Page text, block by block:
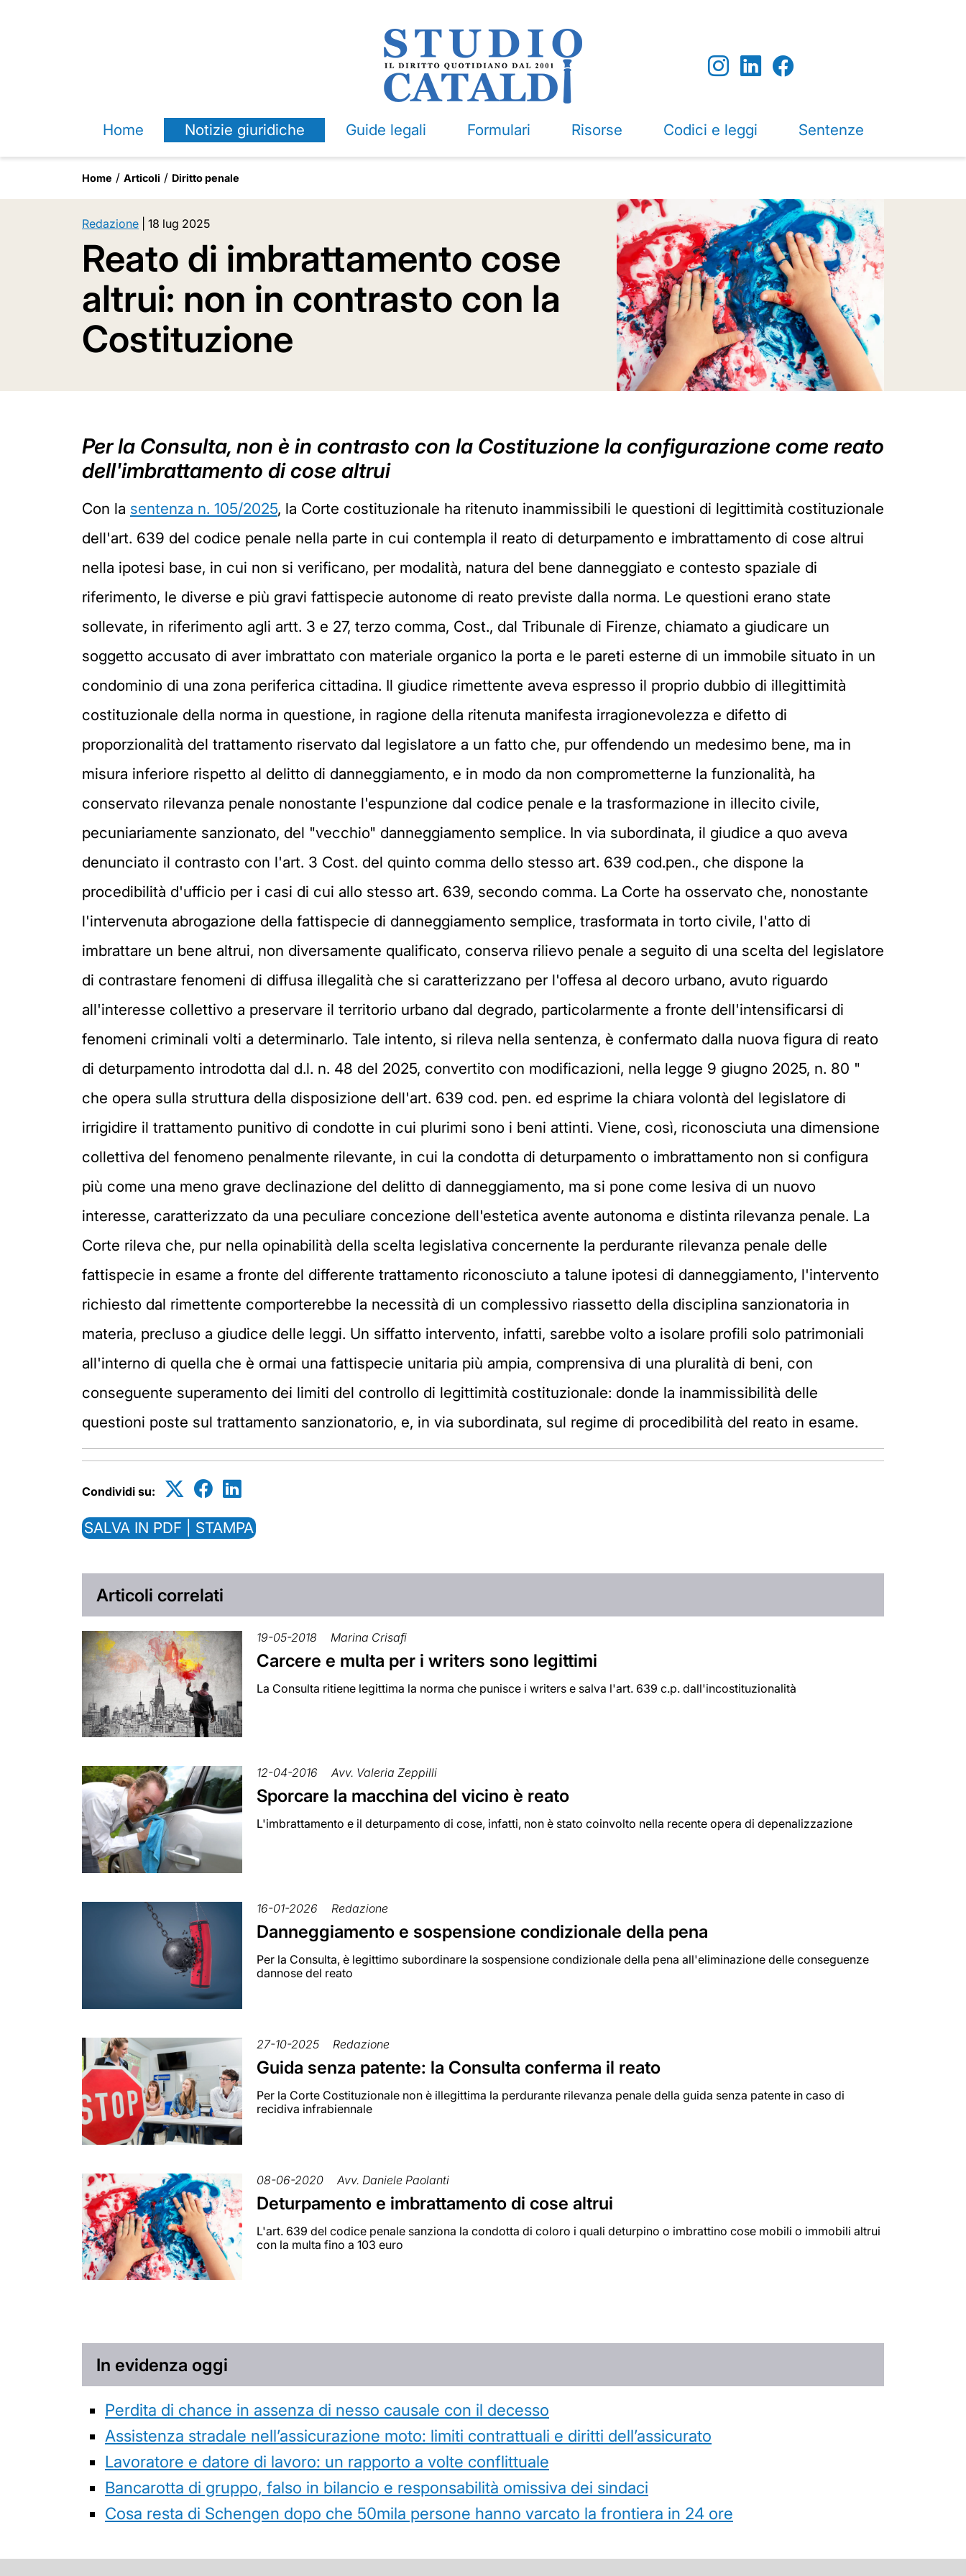
Home Notizie giuridiche Guide legali Formulari Risorse Codici e leggi Sentenze
Home Articoli Diritto penale
Redazione 18 lug 2025
Reato di imbrattamento cose
altrui: non in contrasto con la
Costituzione
Per la Consulta, non è in contrasto con la Costituzione la configurazione come reato
dell'imbrattamento di cose altrui
Con la sentenza n. 105/2025, la Corte costituzionale ha ritenuto inammissibili le questioni di legittimità costituzionale
dell'art. 639 del codice penale nella parte in cui contempla il reato di deturpamento e imbrattamento di cose altrui
nella ipotesi base, in cui non si verificano, per modalità, natura del bene danneggiato e contesto spaziale di
riferimento, le diverse e più gravi fattispecie autonome di reato previste dalla norma. Le questioni erano state
sollevate, in riferimento agli artt. 3 e 27, terzo comma, Cost., dal Tribunale di Firenze, chiamato a giudicare un
soggetto accusato di aver imbrattato con materiale organico la porta e le pareti esterne di un immobile situato in un
condominio di una zona periferica cittadina. Il giudice rimettente aveva espresso il proprio dubbio di illegittimità
costituzionale della norma in questione, in ragione della ritenuta manifesta irragionevolezza e difetto di
proporzionalità del trattamento riservato dal legislatore a un fatto che, pur offendendo un medesimo bene, ma in
misura inferiore rispetto al delitto di danneggiamento, e in modo da non comprometterne la funzionalità, ha
conservato rilevanza penale nonostante l'espunzione dal codice penale e la trasformazione in illecito civile,
pecuniariamente sanzionato, del "vecchio" danneggiamento semplice. In via subordinata, il giudice a quo aveva
denunciato il contrasto con l'art. 3 Cost. del quinto comma dello stesso art. 639 cod.pen., che dispone la
procedibilità d'ufficio per i casi di cui allo stesso art. 639, secondo comma. La Corte ha osservato che, nonostante
l'intervenuta abrogazione della fattispecie di danneggiamento semplice, trasformata in torto civile, l'atto di
imbrattare un bene altrui, non diversamente qualificato, conserva rilievo penale a seguito di una scelta del legislatore
di contrastare fenomeni di diffusa illegalità che si caratterizzano per l'offesa al decoro urbano, avuto riguardo
all'interesse collettivo a preservare il territorio urbano dal degrado, particolarmente a fronte dell'intensificarsi di
fenomeni criminali volti a determinarlo. Tale intento, si rileva nella sentenza, è confermato dalla nuova figura di reato
di deturpamento introdotta dal d.l. n. 48 del 2025, convertito con modificazioni, nella legge 9 giugno 2025, n. 80 "
che opera sulla struttura della disposizione dell'art. 639 cod. pen. ed esprime la chiara volontà del legislatore di
irrigidire il trattamento punitivo di condotte in cui plurimi sono i beni attinti. Viene, così, riconosciuta una dimensione
collettiva del fenomeno penalmente rilevante, in cui la condotta di deturpamento o imbrattamento non si configura
più come una meno grave declinazione del delitto di danneggiamento, ma si pone come lesiva di un nuovo
interesse, caratterizzato da una peculiare concezione dell'estetica avente autonoma e distinta rilevanza penale. La
Corte rileva che, pur nella opinabilità della scelta legislativa concernente la perdurante rilevanza penale delle
fattispecie in esame a fronte del differente trattamento riconosciuto a talune ipotesi di danneggiamento, l'intervento
richiesto dal rimettente comporterebbe la necessità di un complessivo riassetto della disciplina sanzionatoria in
materia, precluso a giudice delle leggi. Un siffatto intervento, infatti, sarebbe volto a isolare profili solo patrimoniali
all'interno di quella che è ormai una fattispecie unitaria più ampia, comprensiva di una pluralità di beni, con
conseguente superamento dei limiti del controllo di legittimità costituzionale: donde la inammissibilità delle
questioni poste sul trattamento sanzionatorio, e, in via subordinata, sul regime di procedibilità del reato in esame.
Condividi su:
SALVA IN PDF | STAMPA
Articoli correlati
19-05-2018 Marina Crisafi
Carcere e multa per i writers sono legittimi
La Consulta ritiene legittima la norma che punisce i writers e salva l'art. 639 c.p. dall'incostituzionalità
12-04-2016 Avv. Valeria Zeppilli
Sporcare la macchina del vicino è reato
L'imbrattamento e il deturpamento di cose, infatti, non è stato coinvolto nella recente opera di depenalizzazione
16-01-2026 Redazione
Danneggiamento e sospensione condizionale della pena
Per la Consulta, è legittimo subordinare la sospensione condizionale della pena all'eliminazione delle conseguenze
dannose del reato
27-10-2025 Redazione
Guida senza patente: la Consulta conferma il reato
Per la Corte Costituzionale non è illegittima la perdurante rilevanza penale della guida senza patente in caso di
recidiva infrabiennale
08-06-2020 Avv. Daniele Paolanti
Deturpamento e imbrattamento di cose altrui
L'art. 639 del codice penale sanziona la condotta di coloro i quali deturpino o imbrattino cose mobili o immobili altrui
con la multa fino a 103 euro
In evidenza oggi
Perdita di chance in assenza di nesso causale con il decesso
Assistenza stradale nell’assicurazione moto: limiti contrattuali e diritti dell’assicurato
Lavoratore e datore di lavoro: un rapporto a volte conflittuale
Bancarotta di gruppo, falso in bilancio e responsabilità omissiva dei sindaci
Cosa resta di Schengen dopo che 50mila persone hanno varcato la frontiera in 24 ore